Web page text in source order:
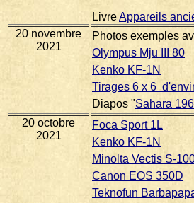
LivreAppareils
20 novembre
2021
Photos exemples
Olympus Mju III 80
Kenko KF-1N
Tirages 6 x 6
Diapos "Sahara
20 octobre
2021
Foca Sport 1L
Kenko KF-1N
Minolta Vectis S-
Canon EOS 350D
Teknofun